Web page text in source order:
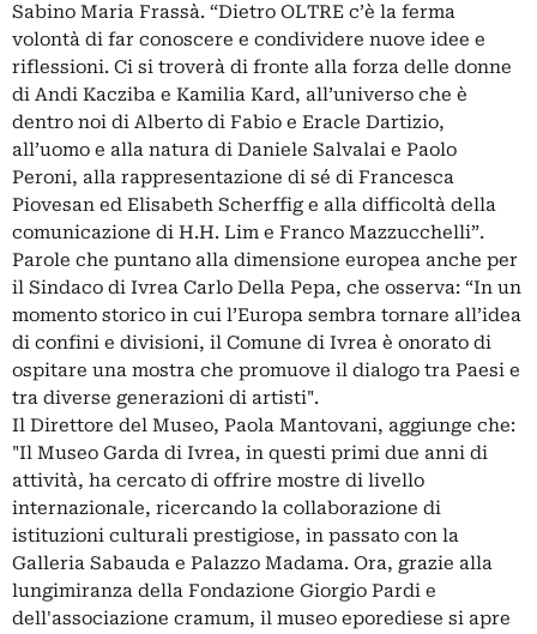
Sabino Maria Frassà. “Dietro OLTRE c’è la ferma
volontà di far conoscere e condividere nuove idee e
riflessioni. Ci si troverà di fronte alla forza delle donne
di Andi Kacziba e Kamilia Kard, all’universo che è
dentro noi di Alberto di Fabio e Eracle Dartizio,
all’uomo e alla natura di Daniele Salvalai e Paolo
Peroni, alla rappresentazione di sé di Francesca
Piovesan ed Elisabeth Scherffig e alla difficoltà della
comunicazione di H.H. Lim e Franco Mazzucchelli”.
Parole che puntano alla dimensione europea anche per
il Sindaco di Ivrea Carlo Della Pepa, che osserva: “In un
momento storico in cui l’Europa sembra tornare all’idea
di confini e divisioni, il Comune di Ivrea è onorato di
ospitare una mostra che promuove il dialogo tra Paesi e
tra diverse generazioni di artisti".
Il Direttore del Museo, Paola Mantovani, aggiunge che:
"Il Museo Garda di Ivrea, in questi primi due anni di
attività, ha cercato di offrire mostre di livello
internazionale, ricercando la collaborazione di
istituzioni culturali prestigiose, in passato con la
Galleria Sabauda e Palazzo Madama. Ora, grazie alla
lungimiranza della Fondazione Giorgio Pardi e
dell'associazione cramum, il museo eporediese si apre